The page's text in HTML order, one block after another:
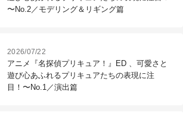
〜No.2／モデリング＆リギング篇
2026/07/22
アニメ『名探偵プリキュア！』ED 、可愛さと
遊び心あふれるプリキュアたちの表現に注
目！〜No.1／演出篇